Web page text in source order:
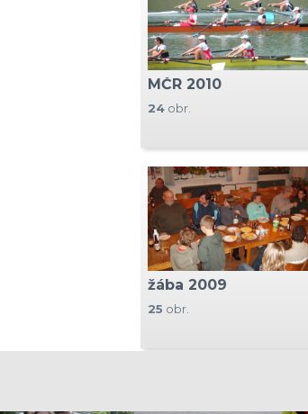
MČR 2010
24 obr.
žába 2009
25 obr.